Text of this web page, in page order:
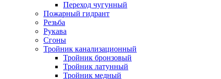
Переход чугунный
Пожарный гидрант
Резьба
Рукава
Сгоны
Тройник канализационный
Тройник бронзовый
Тройник латунный
Тройник медный